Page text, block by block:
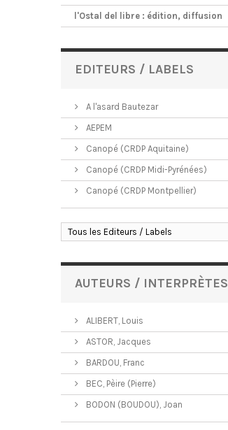
l'Ostal del libre : édition, diffusion
EDITEURS / LABELS
A l'asard Bautezar
AEPEM
Canopé (CRDP Aquitaine)
Canopé (CRDP Midi-Pyrénées)
Canopé (CRDP Montpellier)
Tous les Editeurs / Labels
AUTEURS / INTERPRÈTES
ALIBERT, Louis
ASTOR, Jacques
BARDOU, Franc
BEC, Pèire (Pierre)
BODON (BOUDOU), Joan